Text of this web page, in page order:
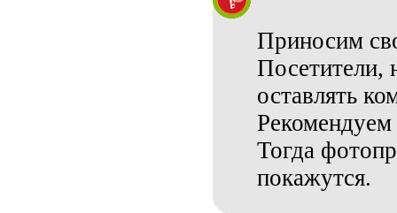
Приносим
Посетители,
оставлять
Рекомендуем
Тогда
покажутся.